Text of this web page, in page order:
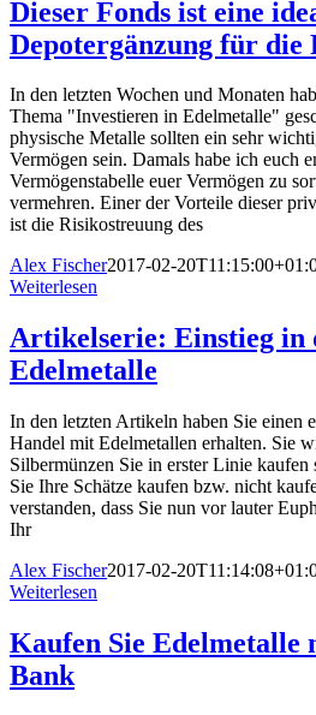
Dieser Fonds ist eine
Depotergänzung für die
In den letzten Wochen und Monaten
Thema "Investieren in Edelmetalle"
physische Metalle sollten ein sehr
Vermögen sein. Damals habe ich euch
Vermögenstabelle euer Vermögen zu
vermehren. Einer der Vorteile dieser
ist die Risikostreuung des
Alex Fischer2017-02-
Weiterlesen
Artikelserie: Einstieg in
Edelmetalle
In den letzten Artikeln haben Sie einen
Handel mit Edelmetallen erhalten. Sie
Silbermünzen Sie in erster Linie
Sie Ihre Schätze kaufen bzw. nicht
verstanden, dass Sie nun vor lauter
Ihr
Alex Fischer2017-02-
Weiterlesen
Kaufen Sie
Bank